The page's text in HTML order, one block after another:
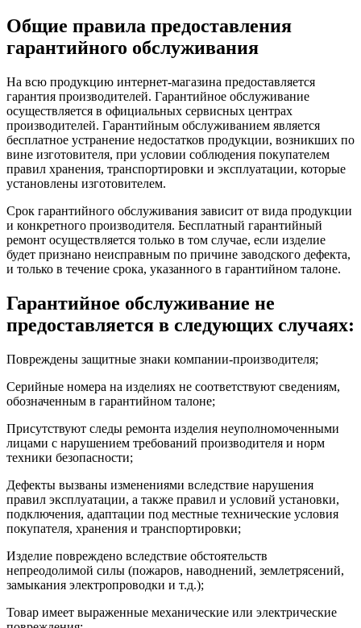
Общие правила предоставления
гарантийного обслуживания
На всю продукцию интернет-магазина предоставляется
гарантия производителей. Гарантийное обслуживание
осуществляется в официальных сервисных центрах
производителей. Гарантийным обслуживанием является
бесплатное устранение недостатков продукции, возникших по
вине изготовителя, при условии соблюдения покупателем
правил хранения, транспортировки и эксплуатации, которые
установлены изготовителем.
Срок гарантийного обслуживания зависит от вида продукции
и конкретного производителя. Бесплатный гарантийный
ремонт осуществляется только в том случае, если изделие
будет признано неисправным по причине заводского дефекта,
и только в течение срока, указанного в гарантийном талоне.
Гарантийное обслуживание не
предоставляется в следующих случаях:
Повреждены защитные знаки компании-производителя;
Серийные номера на изделиях не соответствуют сведениям,
обозначенным в гарантийном талоне;
Присутствуют следы ремонта изделия неуполномоченными
лицами с нарушением требований производителя и норм
техники безопасности;
Дефекты вызваны изменениями вследствие нарушения
правил эксплуатации, а также правил и условий установки,
подключения, адаптации под местные технические условия
покупателя, хранения и транспортировки;
Изделие повреждено вследствие обстоятельств
непреодолимой силы (пожаров, наводнений, землетрясений,
замыкания электропроводки и т.д.);
Товар имеет выраженные механические или электрические